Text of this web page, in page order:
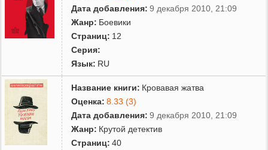
Дата добавления: 9 декабря 2010, 21:09
Жанр: Боевики
Страниц: 12
Серия:
Язык: RU
Название книги: Кровавая жатва
Оценка: 8.33 (3)
Дата добавления: 9 декабря 2010, 21:09
Жанр: Крутой детектив
Страниц: 40